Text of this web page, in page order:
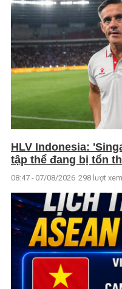
HLV Indonesia:
tập thể đang bị tổn
08:47 - 07/08/2026 298 lượt xem